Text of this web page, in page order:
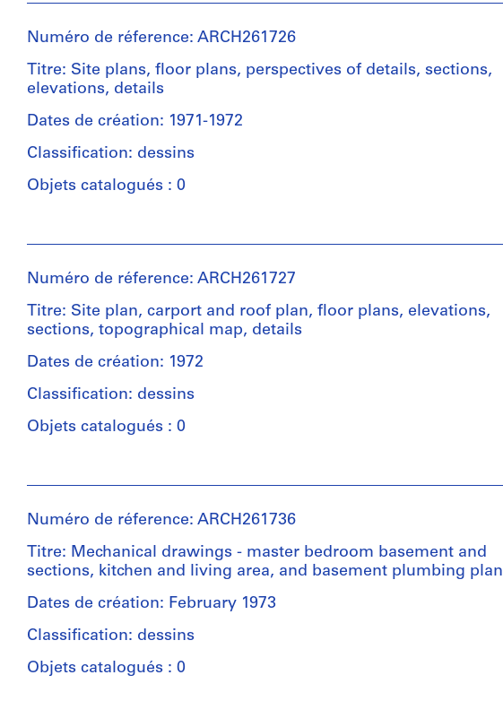
Erickson
Collection
Centre
Canadien
d'Architecture/
Canadian
for
Don
Arthur
Erickson,
Architecte/
Gift
of
Erickson,
Étape
et
design
drawings
drawings
Technique
et
médium:
Diazotypes
Dimensions:
sheet
(smallest):
sheet
53
x
98
cm
Mention
de
et
institutions:
Arthur
Erickson
(archive
Quantité
Type
File
Étape
et
objectif:
development
Collation:
of
Technique
et
médium:
Graphite
tracing
paper,
diazotypes
Numéro de réference: ARCH261726
Titre: Site plans, floor plans, perspectives of details, sections,
elevations, details
Dates de création: 1971-1972
Classification: dessins
Objets catalogués : 0
et
institutions:
Arthur
Erickson
(archive
Quantité
Type
File
Étape
et
objectif:
development
Collation:
Numéro de réference: ARCH261727
Titre: Site plan, carport and roof plan, floor plans, elevations,
sections, topographical map, details
Dates de création: 1972
Classification: dessins
Objets catalogués : 0
et
institutions:
Arthur
Erickson
(archive
Quantité
Type
Numéro de réference: ARCH261736
Titre: Mechanical drawings - master bedroom basement and
sections, kitchen and living area, and basement plumbing plan
Dates de création: February 1973
Classification: dessins
Objets catalogués : 0